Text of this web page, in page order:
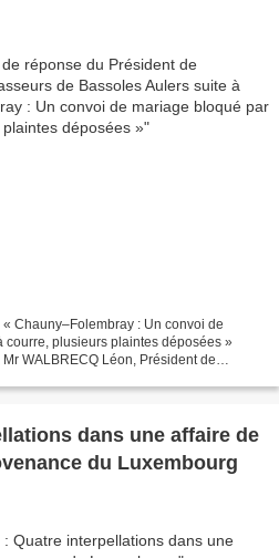
par une chasse à
Chauny–Folembray : Un convoi de
plusieurs plaintes déposées »
WALBRECQ Léon, Président de
dans une affaire de
du Luxembourg